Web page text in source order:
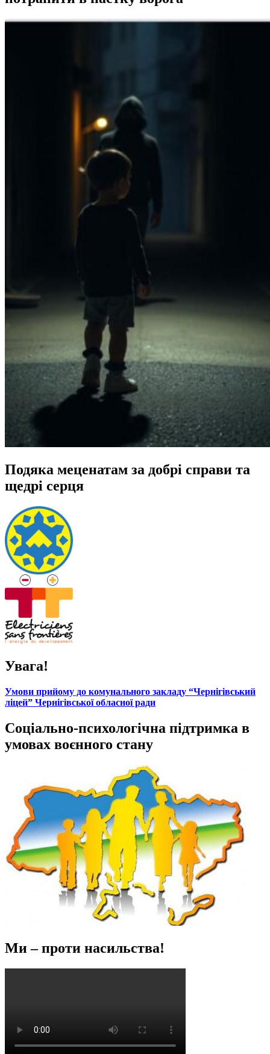
Подяка меценатам за добрі справи та
щедрі серця
Увага!
Умови прийому до комунального закладу “Чернігівський
ліцей” Чернігівської обласної ради
Соціально-психологічна підтримка в
умовах воєнного стану
Ми – проти насильства!